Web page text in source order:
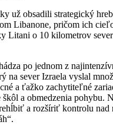
už obsadili strategický
Libanone, pričom ich
Litani o 10 kilometrov
po jednom z
na sever Izraela vyslal
a ťažko zachytiteľné
a obmedzenia pohybu.
a rozšíriť kontrolu nad